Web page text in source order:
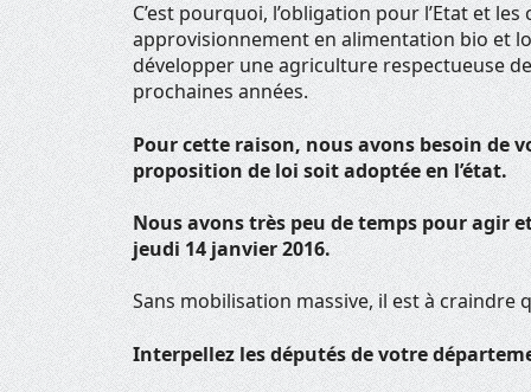
C’est pourquoi, l’obligation pour l’Etat et
approvisionnement en alimentation bio et
développer une agriculture respectueuse
prochaines années.
Pour cette raison, nous avons besoin de
proposition de loi soit adoptée en l’état.
Nous avons très peu de temps pour agir
jeudi 14 janvier 2016.
Sans mobilisation massive, il est à
Interpellez les députés de votre